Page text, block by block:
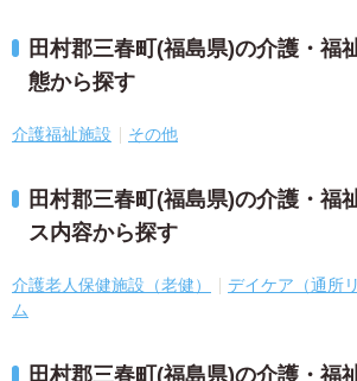
田村郡三春町(福島県)の介護・福
態から探す
介護福祉施設 その他
田村郡三春町(福島県)の介護・福
ス内容から探す
介護老人保健施設（老健） デイケア（通所リ
ム
田村郡三春町(福島県)の介護・福